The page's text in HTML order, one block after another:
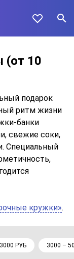
(от 10
подарок
ритм жизни
банки
свежие соки,
Специальный
кружки».
РУБ 3000 –